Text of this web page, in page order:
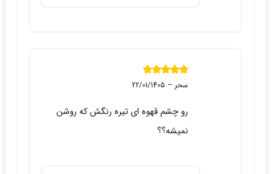
نمره5 از 5 سحر –
22/01/1405
رو چشم قهوه ای تیره رنگش که روشن
نمیشه؟؟